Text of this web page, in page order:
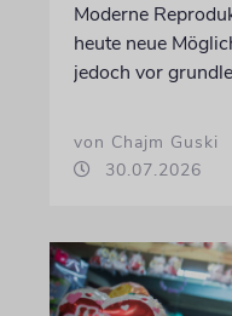
Moderne
heute neue
jedoch vor
von Chajm Guski
30.07.2026